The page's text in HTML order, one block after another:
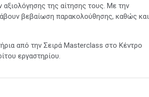
της αίτησης τους. Με την
βεβαίωση παρακολούθησης, καθώς
από την Σειρά Masterclass στο Κέντρο
εργαστηρίου.